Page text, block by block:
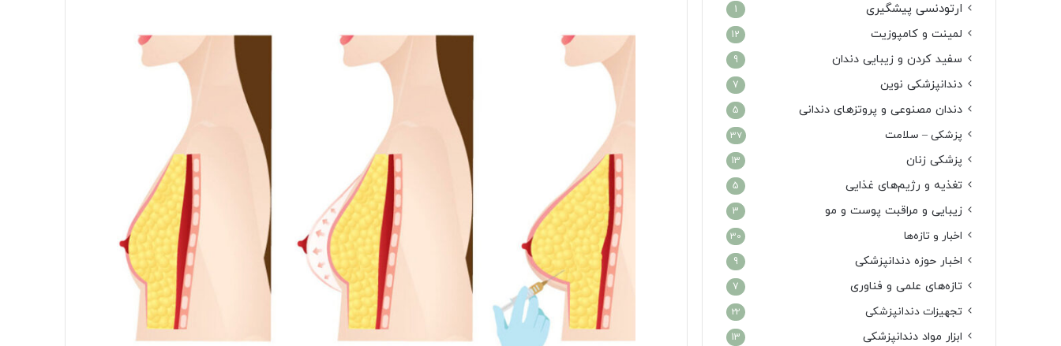
ارتودنسی پیشگیری 1
لمینت و کامپوزیت 12
سفید کردن و زیبایی دندان 9
دندانپزشکی نوین 7
دندان مصنوعی و پروتزهای دندانی 5
پزشکی – سلامت 37
پزشکی زنان 13
تغذیه و رژیم‌های غذایی 5
زیبایی و مراقبت پوست و مو 3
اخبار و تازه‌ها 30
اخبار حوزه دندانپزشکی 9
تازه‌های علمی و فناوری 7
تجهیزات دندانپزشکی 22
ابزار مواد دندانپزشکی 13